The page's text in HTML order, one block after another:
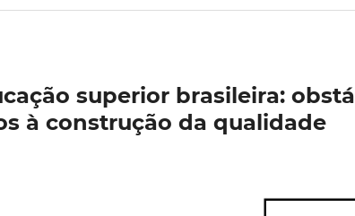
superior brasileira:
à construção da qualidade